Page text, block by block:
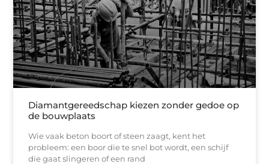
Diamantgereedschap kiezen zonder gedoe op
de bouwplaats
Wie vaak beton boort of steen zaagt, kent het
probleem: een boor die te snel bot wordt, een schijf
die gaat slingeren of een rand